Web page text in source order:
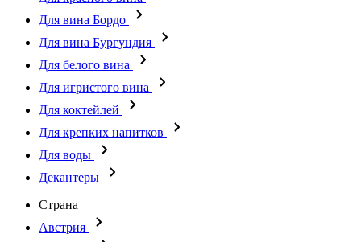
Для вина Бордо
Для вина Бургундия
Для белого вина
Для игристого вина
Для коктейлей
Для крепких напитков
Для воды
Декантеры
Страна
Австрия